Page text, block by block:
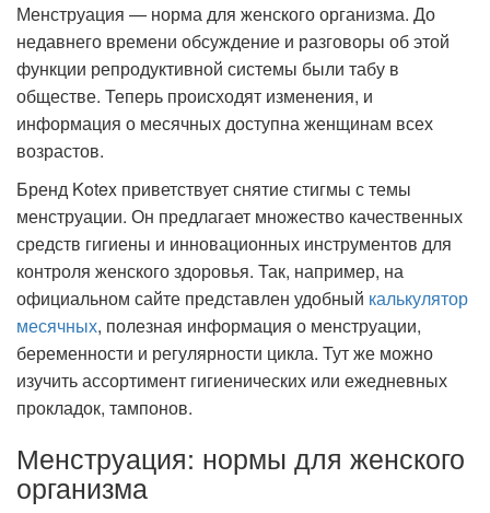
Менструация — норма для женского организма. До
недавнего времени обсуждение и разговоры об этой
функции репродуктивной системы были табу в
обществе. Теперь происходят изменения, и
информация о месячных доступна женщинам всех
возрастов.
Бренд Kotex приветствует снятие стигмы с темы
менструации. Он предлагает множество качественных
средств гигиены и инновационных инструментов для
контроля женского здоровья. Так, например, на
официальном сайте представлен удобный калькулятор
месячных, полезная информация о менструации,
беременности и регулярности цикла. Тут же можно
изучить ассортимент гигиенических или ежедневных
прокладок, тампонов.
Менструация: нормы для женского
организма